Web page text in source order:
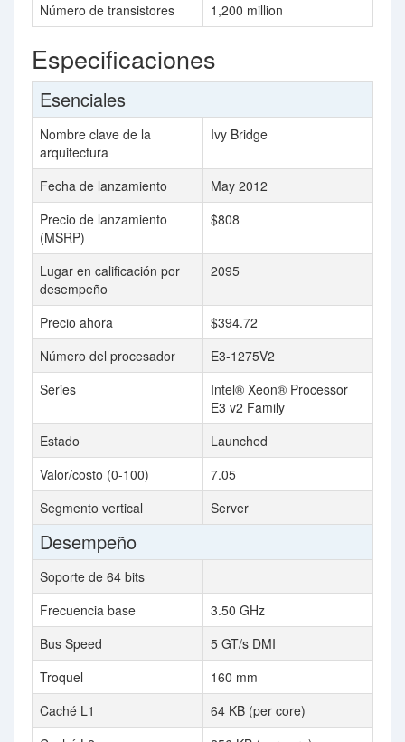
Número de transistores 1,200 million
Especificaciones
Esenciales
Nombre clave de la
arquitectura
Ivy Bridge
Fecha de lanzamiento
May 2012
Precio de lanzamiento
(MSRP)
$808
Lugar en calificación por
desempeño
2095
Precio ahora
$394.72
Número del procesador
E3-1275V2
Series
Intel® Xeon® Processor
E3 v2 Family
Estado
Launched
Valor/costo (0-100)
7.05
Segmento vertical
Server
Desempeño
Soporte de 64 bits
Frecuencia base
3.50 GHz
Bus Speed
5 GT/s DMI
Troquel
160 mm
Caché L1
64 KB (per core)